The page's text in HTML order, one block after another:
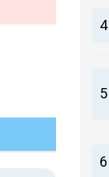
4
5
6